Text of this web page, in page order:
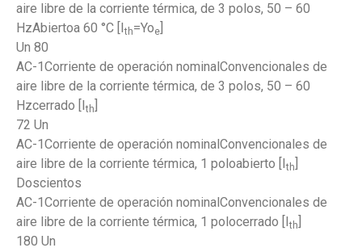
aire libre de la corriente térmica, de 3 polos, 50 – 60
HzAbiertoa 60 °C [Ith=Yoe
Un 80
AC-1Corriente de operación nominalConvencionales de
aire libre de la corriente térmica, de 3 polos, 50 – 60
Hzcerrado [Ith
72 Un
AC-1Corriente de operación nominalConvencionales de
aire libre de la corriente térmica, 1 poloabierto [Ith
Doscientos
AC-1Corriente de operación nominalConvencionales de
aire libre de la corriente térmica, 1 polocerrado [Ith
180 Un